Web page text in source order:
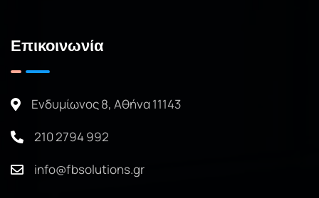
Επικοινωνία
Ενδυμίωνος 8, Αθήνα 11143
210 2794 992
info@fbsolutions.gr